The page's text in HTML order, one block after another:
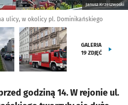
Janusz Krzeszwoski
ulicy, w okolicy pl. Dominikańskiego
GALERIA
19 ZDJĘĆ
godziną 14. W rejonie ul.